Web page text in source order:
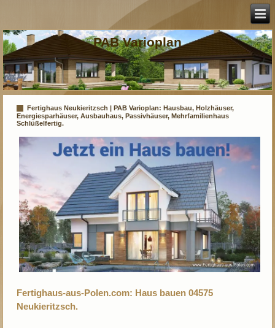
PAB Varioplan
Fertighaus Neukieritzsch | PAB Varioplan: Hausbau, Holzhäuser,
Energiesparhäuser, Ausbauhaus, Passivhäuser, Mehrfamilienhaus
Schlüßelfertig.
Fertighaus-aus-Polen.com: Haus bauen 04575
Neukieritzsch.